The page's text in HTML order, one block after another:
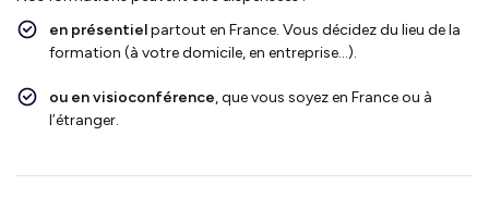
en présentielpartout en France. Vous décidez du lieu de la
formation (à votre domicile, en entreprise…).
ou en visioconférence, que vous soyez en France ou à
l’étranger.